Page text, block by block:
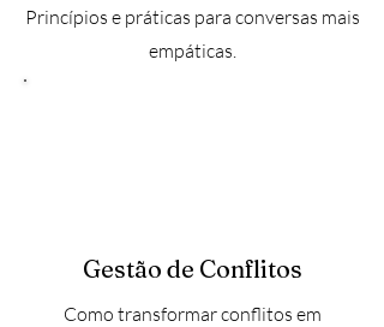
Princípios e práticas para conversas mais
empáticas.
Gestão de Conflitos
Como transformar conflitos em